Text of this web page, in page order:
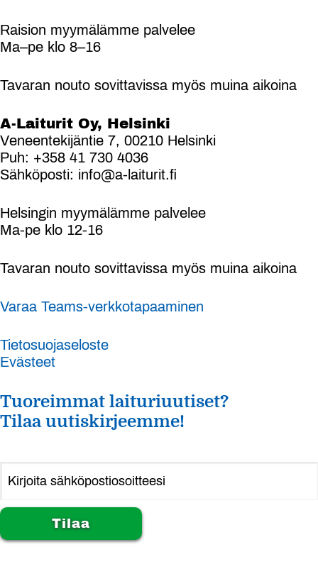
Raision myymälämme palvelee
Ma–pe klo 8–16
Tavaran nouto sovittavissa myös muina aikoina
A-Laiturit Oy, Helsinki
Veneentekijäntie 7, 00210 Helsinki
Puh: +358 41 730 4036
Sähköposti: info@a-laiturit.fi
Helsingin myymälämme palvelee
Ma-pe klo 12-16
Tavaran nouto sovittavissa myös muina aikoina
Varaa Teams-verkkotapaaminen
Tietosuojaseloste
Evästeet
Tuoreimmat laituriuutiset?
Tilaa uutiskirjeemme!
Alternative: